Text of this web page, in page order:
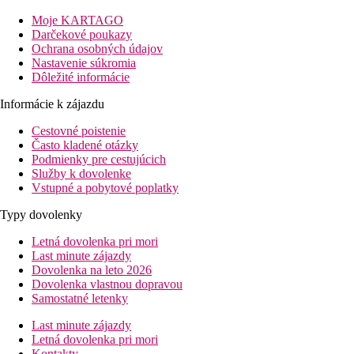
pláže: pri pláži
letisko: 25 km
centrá: 1 km
nákupných možností: 1 km
centrálna klimatizácia (zadarmo)
telefón
TV
minibar (zadarmo, denne doplňovaný)
Wi-Fi (zadarmo)
kúpeľňa/WC (sušič vlasov)
balkón
Ostatné typy izieb(pokiaľ nie je uvedené inak, majú izby vyššie
Dvojlôžková izba, Economy:
Rodinná izba:
Mezonet, 1 spálňa:
Moje KARTAGO
Darčekové poukazy
Ochrana osobných údajov
Nastavenie súkromia
Dôležité informácie
Informácie k zájazdu
Cestovné poistenie
Často kladené otázky
Podmienky pre cestujúcich
Služby k dovolenke
Vstupné a pobytové poplatky
Typy dovolenky
Letná dovolenka pri mori
Last minute zájazdy
Dovolenka na leto 2026
Dovolenka vlastnou dopravou
Samostatné letenky
Last minute zájazdy
Letná dovolenka pri mori